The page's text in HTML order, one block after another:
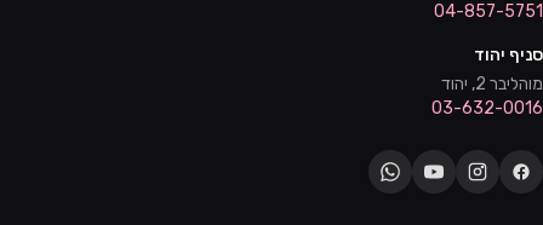
04-857-5751
סניף יהוד
מוהליבר 2, יהוד
03-632-0016